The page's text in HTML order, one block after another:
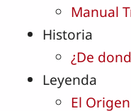
Manual
Historia
¿De
Leyenda
El